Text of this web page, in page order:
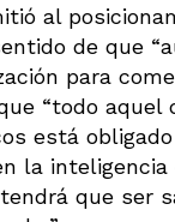
al
de que
para
“todo aquel
está
la inteligencia
que ser